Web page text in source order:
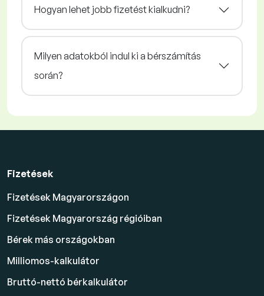
Hogyan lehet jobb fizetést kialkudni?
Milyen adatokból indul ki a bérszámítás
során?
Fizetések
Fizetések Magyarországon
Fizetések Magyarország régióiban
Bérek más országokban
Milliomos-kalkulátor
Bruttó-nettó bérkalkulátor